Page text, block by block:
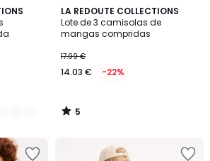
LA REDOUTE COLLECTIONS
Lote de 3 camisolas de
mangas compridas
17.99 €
14.03 € -22%
5
/
5
5
/